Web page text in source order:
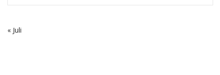
« Juli